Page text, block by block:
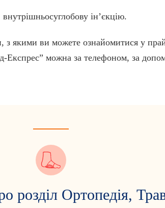
ін’єкцію.
якими ви можете ознайомитися у
Експрес” можна за телефоном, за
розділ Ортопедія,